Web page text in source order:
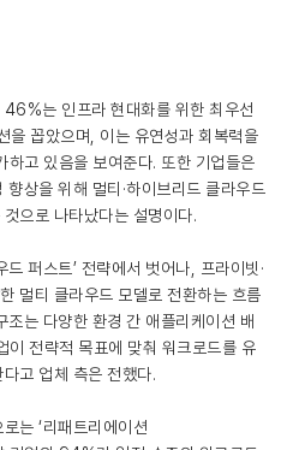
는 인프라 현대화를 위한 최우선
을 꼽았으며, 이는 유연성과 회복력을
고 있음을 보여준다. 또한 기업들은
상을 위해 멀티·하이브리드 클라우드
으로 나타났다는 설명이다.
퍼스트’ 전략에서 벗어나, 프라이빗·
멀티 클라우드 모델로 전환하는 흐름
는 다양한 환경 간 애플리케이션 배
이 전략적 목표에 맞춰 워크로드를 유
고 업체 측은 전했다.
는 ‘리패트리에이션